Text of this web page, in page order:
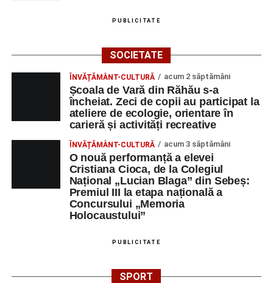
PUBLICITATE
SOCIETATE
ÎNVĂȚĂMÂNT-CULTURĂ acum 2 săptămâni
Școala de Vară din Răhău s-a
încheiat. Zeci de copii au participat la
ateliere de ecologie, orientare în
carieră și activități recreative
ÎNVĂȚĂMÂNT-CULTURĂ acum 3 săptămâni
O nouă performanță a elevei
Cristiana Cioca, de la Colegiul
Național „Lucian Blaga” din Sebeș:
Premiul III la etapa națională a
Concursului „Memoria
Holocaustului”
PUBLICITATE
SPORT